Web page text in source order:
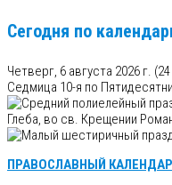
Сегодня по
Четверг, 6 августа 2026 г.
Седмица 10-я по
Глеба, во св. Крещении
ПРАВОСЛАВНЫЙ